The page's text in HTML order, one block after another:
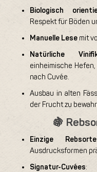
Biologisch
Respekt für Böden
Manuelle Lese mit
Natürliche
einheimische
nach Cuvée.
Ausbau in alten
der Frucht zu
🍇
Einzige Rebsorte
Ausdrucksformen
Signatur-Cuvées: